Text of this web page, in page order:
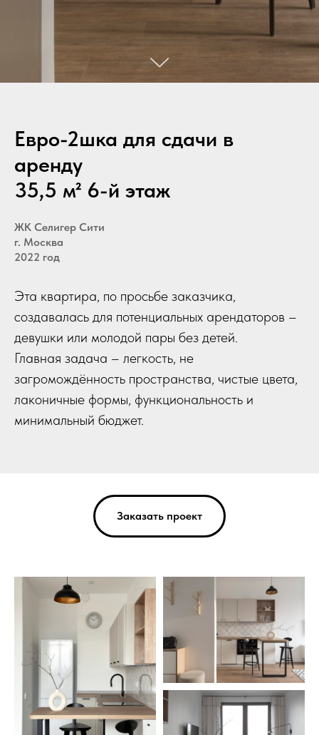
Евро-2шка для сдачи в
аренду
35,5 м² 6-й этаж
ЖК Селигер Сити
г. Москва
2022 год
Эта квартира, по просьбе заказчика,
создавалась для потенциальных арендаторов –
девушки или молодой пары без детей.
Главная задача – легкость, не
загромождённость пространства, чистые цвета,
лаконичные формы, функциональность и
минимальный бюджет.
Заказать проект